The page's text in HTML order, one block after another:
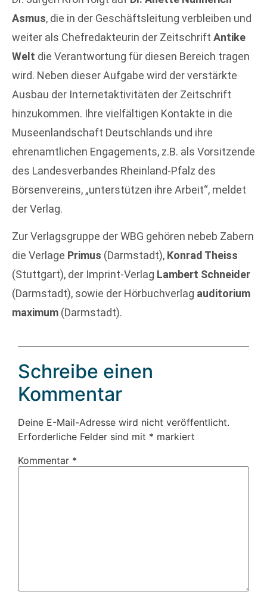
Asmus, die in der Geschäftsleitung verbleiben und
weiter als Chefredakteurin der Zeitschrift Antike
Welt die Verantwortung für diesen Bereich tragen
wird. Neben dieser Aufgabe wird der verstärkte
Ausbau der Internetaktivitäten der Zeitschrift
hinzukommen. Ihre vielfältigen Kontakte in die
Museenlandschaft Deutschlands und ihre
ehrenamtlichen Engagements, z.B. als Vorsitzende
des Landesverbandes Rheinland-Pfalz des
Börsenvereins, „unterstützen ihre Arbeit“, meldet
der Verlag.
Zur Verlagsgruppe der WBG gehören nebeb Zabern
die Verlage Primus (Darmstadt), Konrad Theiss
(Stuttgart), der Imprint-Verlag Lambert Schneider
(Darmstadt), sowie der Hörbuchverlag auditorium
maximum (Darmstadt).
Schreibe einen
Kommentar
Deine E-Mail-Adresse wird nicht veröffentlicht.
Erforderliche Felder sind mit * markiert
Kommentar *